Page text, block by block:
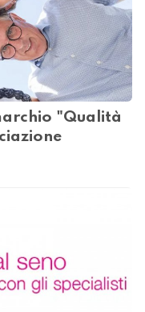
"Qualità